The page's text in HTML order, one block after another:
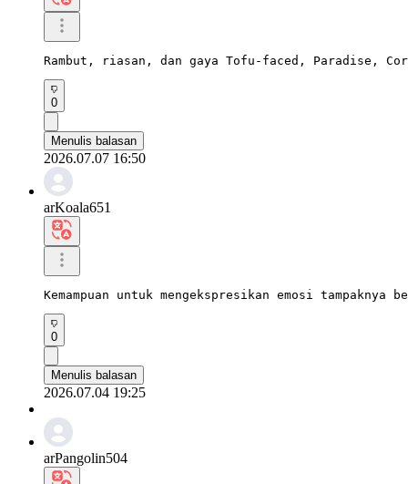
Rambut, riasan, dan gaya Tofu-faced, Paradise,
0
Menulis balasan
2026.07.07 16:50
arKoala651
Kemampuan untuk mengekspresikan emosi
0
Menulis balasan
2026.07.04 19:25
arPangolin504